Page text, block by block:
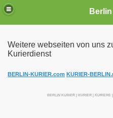
Weitere webseiten von uns
Kurierdienst
BERLIN-KURIER.com KURIER-
BERLIN KURIER | KURIER | KURIERE